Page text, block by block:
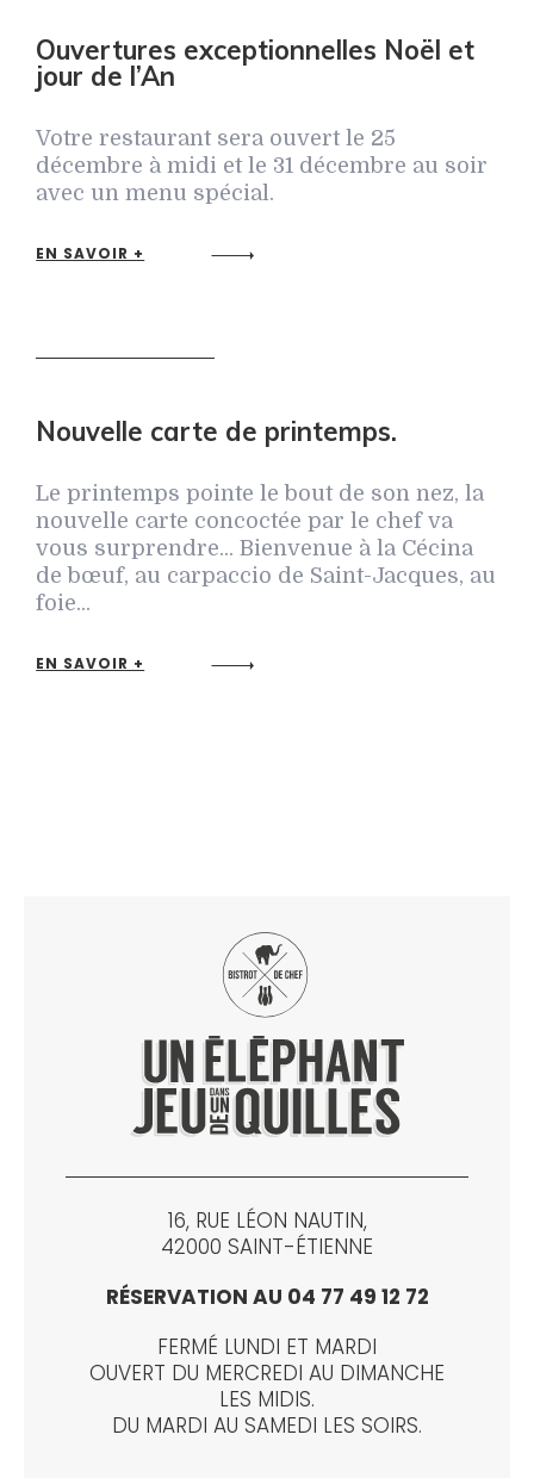
Ouvertures exceptionnelles Noël et
jour de l’An
Votre restaurant sera ouvert le 25
décembre à midi et le 31 décembre au soir
avec un menu spécial.
EN SAVOIR +
Nouvelle carte de printemps.
Le printemps pointe le bout de son nez, la
nouvelle carte concoctée par le chef va
vous surprendre... Bienvenue à la Cécina
de bœuf, au carpaccio de Saint-Jacques, au
foie...
EN SAVOIR +
16, RUE LÉON NAUTIN,
42000 SAINT-ÉTIENNE
RÉSERVATION AU 04 77 49 12 72
FERMÉ LUNDI ET MARDI
OUVERT DU MERCREDI AU DIMANCHE
LES MIDIS.
DU MARDI AU SAMEDI LES SOIRS.